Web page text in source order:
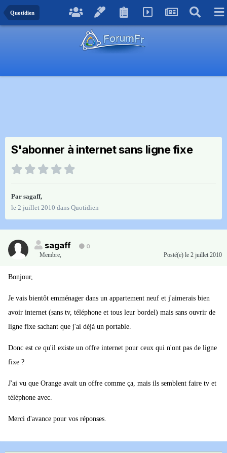
Quotidien
S'abonner à internet sans ligne fixe
Par sagaff,
le 2 juillet 2010 dans Quotidien
sagaff
0
Membre, Posté(e) le 2 juillet 2010
Bonjour,
Je vais bientôt emménager dans un appartement neuf et j'aimerais bien
avoir internet (sans tv, téléphone et tous leur bordel) mais sans ouvrir de
ligne fixe sachant que j'ai déjà un portable.
Donc est ce qu'il existe un offre internet pour ceux qui n'ont pas de ligne
fixe ?
J'ai vu que Orange avait un offre comme ça, mais ils semblent faire tv et
téléphone avec.
Merci d'avance pour vos réponses.